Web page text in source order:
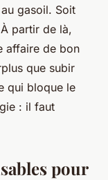
gasoil. Soit
partir de là,
affaire de bon
que subir
qui bloque le
: il faut
pour